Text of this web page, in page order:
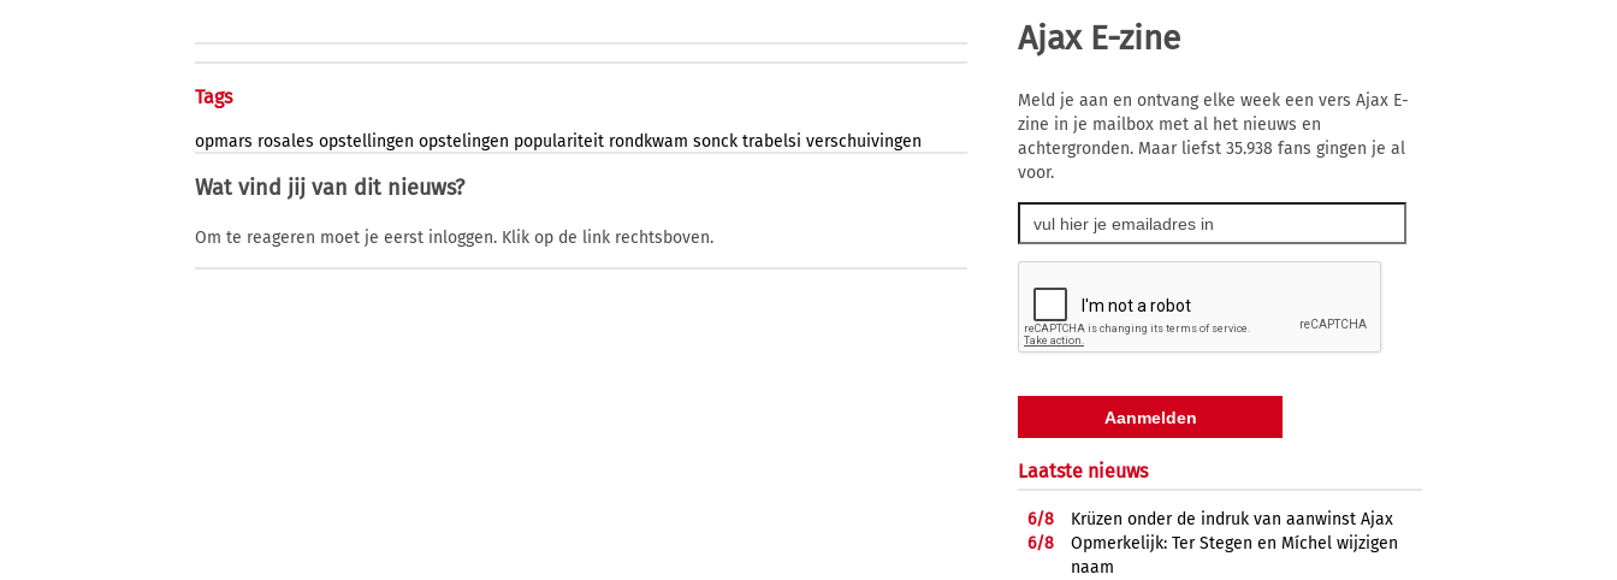
Tags
opmars rosales opstellingen opstelingen populariteit rondkwam sonck trabelsi verschuivingen
Wat vind jij van dit nieuws?
Om te reageren moet je eerst inloggen. Klik op de link rechtsboven.
Ajax E-zine
Meld je aan en ontvang elke week een vers Ajax E-
zine in je mailbox met al het nieuws en
achtergronden. Maar liefst 35.938 fans gingen je al
voor.
Laatste nieuws
6/8
Krüzen onder de indruk van aanwinst Ajax
6/8
Opmerkelijk: Ter Stegen en Míchel wijzigen
naam